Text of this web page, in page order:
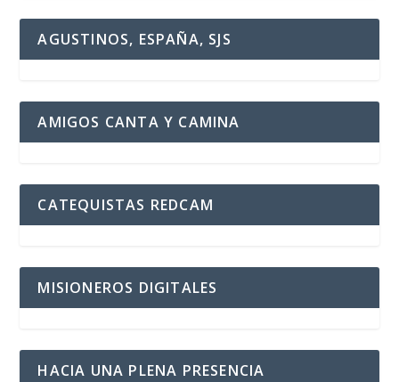
AGUSTINOS, ESPAÑA, SJS
AMIGOS CANTA Y CAMINA
CATEQUISTAS REDCAM
MISIONEROS DIGITALES
HACIA UNA PLENA PRESENCIA